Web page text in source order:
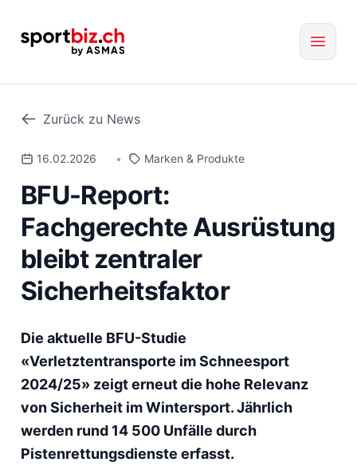
Zurück zu News
16.02.2026 • Marken & Produkte
BFU-Report:
Fachgerechte Ausrüstung
bleibt zentraler
Sicherheitsfaktor
Die aktuelle BFU-Studie
«Verletztentransporte im Schneesport
2024/25» zeigt erneut die hohe Relevanz
von Sicherheit im Wintersport. Jährlich
werden rund 14 500 Unfälle durch
Pistenrettungsdienste erfasst.